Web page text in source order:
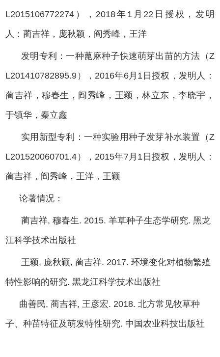
L2015106772274），2018年1月22日授权，发明
人：蔺吉祥，庞秋颖，阎秀峰，王洋
发明专利：一种蓖麻种子快速萌芽出苗的方法（Z
L201410782895.9），2016年6月1日授权，发明人：
蔺吉祥，穆春生，阎秀峰，王颖，林立东，李晓宇，
于镇华，秦立鑫
实用新型专利：一种实验用种子发芽补水装置（Z
L201520060701.4），2015年7月1日授权，发明人：
蔺吉祥，阎秀峰，王洋，王颖
论著情况：
蔺吉祥, 穆春生. 2015. 羊草种子生态学研究. 黑龙
江科学技术出版社
王颖, 庞秋颖, 蔺吉祥. 2017. 环境变化对植物繁殖
特性影响的研究. 黑龙江科学技术出版社
曲善民, 蔺吉祥, 王彦宏. 2018. 北方常见牧草种
子、种苗特征及萌发特性研究. 中国农业科技出版社